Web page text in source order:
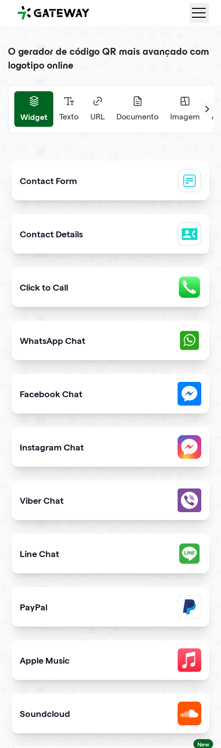
QRGateway
O gerador de código QR mais avançado com
logotipo online
Widget Texto URL Documento Imagem
Contact Form
Contact Details
Click to Call
WhatsApp Chat
Facebook Chat
Instagram Chat
Viber Chat
Let users message you on Viber directly from your
Line Chat
PayPal
Get paid and donation with PayPal
Apple Music
Soundcloud
New